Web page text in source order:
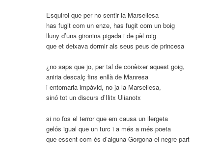
Esquirol que per no sentir la Marsellesa
has fugit com un enze, has fugit com un boig
lluny d’una gironina pigada i de pèl roig
que et deixava dormir als seus peus de princesa
¿no saps que jo, per tal de conèixer aquest goig,
aniria descalç fins enllà de Manresa
i entomaria impàvid, no ja la Marsellesa,
sinó tot un discurs d’Ilitx Ulianotx
si no fos el terror que em causa un ilergeta
gelós igual que un turc i a més a més poeta
que essent com és d’alguna Gorgona el negre part